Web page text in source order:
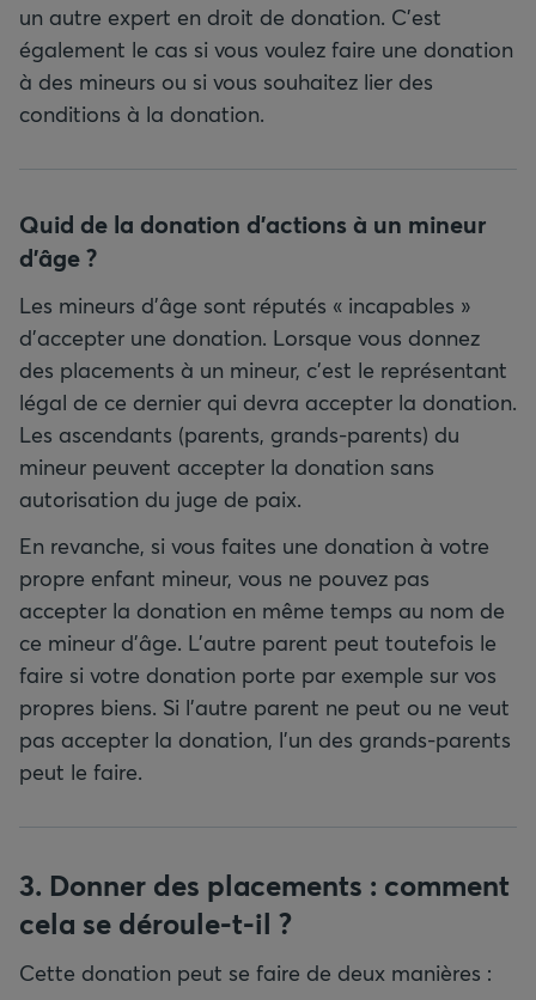
un autre expert en droit de donation. C’est
également le cas si vous voulez faire une donation
à des mineurs ou si vous souhaitez lier des
conditions à la donation.
Quid de la donation d’actions à un mineur
d’âge ?
Les mineurs d’âge sont réputés « incapables »
d’accepter une donation. Lorsque vous donnez
des placements à un mineur, c’est le représentant
légal de ce dernier qui devra accepter la donation.
Les ascendants (parents, grands-parents) du
mineur peuvent accepter la donation sans
autorisation du juge de paix.
En revanche, si vous faites une donation à votre
propre enfant mineur, vous ne pouvez pas
accepter la donation en même temps au nom de
ce mineur d’âge. L’autre parent peut toutefois le
faire si votre donation porte par exemple sur vos
propres biens. Si l’autre parent ne peut ou ne veut
pas accepter la donation, l’un des grands-parents
peut le faire.
3. Donner des placements : comment
cela se déroule-t-il ?
Cette donation peut se faire de deux manières :